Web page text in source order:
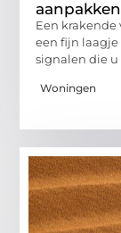
aanpakken
Een
een fijn
signalen die
Woningen